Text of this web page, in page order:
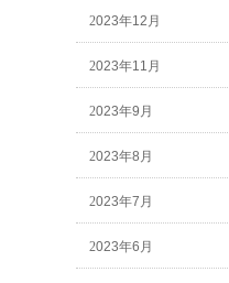
2023年12月
2023年11月
2023年9月
2023年8月
2023年7月
2023年6月